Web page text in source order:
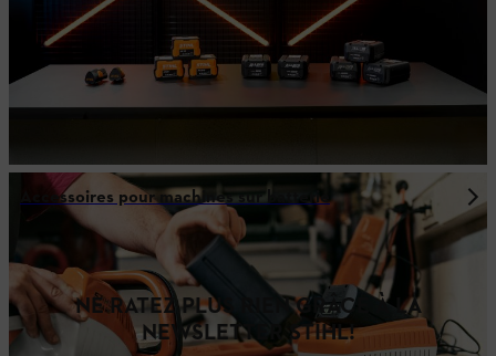
Accessoires pour machines sur batterie
NE RATEZ PLUS RIEN GRÂCE À LA
NEWSLETTER STIHL!